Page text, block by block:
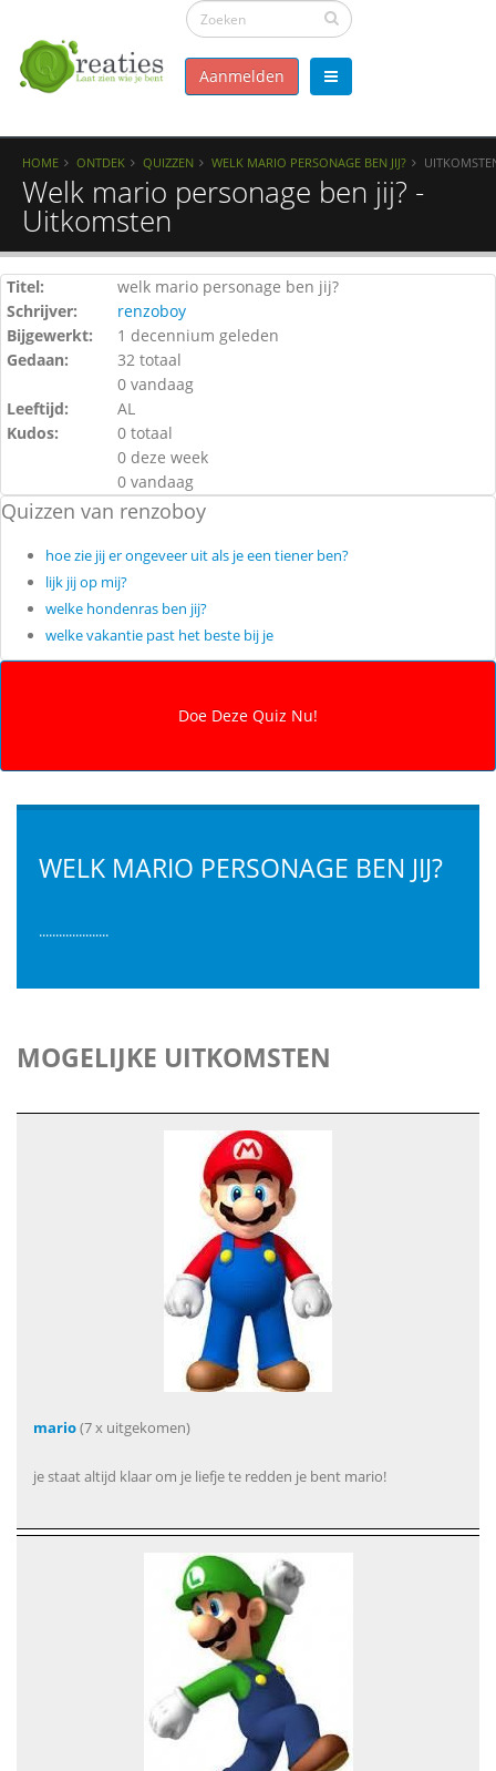
Aanmelden
HOME ONTDEK QUIZZEN WELK MARIO PERSONAGE BEN JIJ?
Welk mario personage ben jij? -
Uitkomsten
Titel:
welk mario personage ben jij?
Schrijver:
renzoboy
Bijgewerkt:
1 decennium geleden
Gedaan:
32 totaal
0 vandaag
Leeftijd:
AL
Kudos:
0 totaal
0 deze week
0 vandaag
Quizzen van renzoboy
hoe zie jij er ongeveer uit als je een tiener ben?
lijk jij op mij?
welke hondenras ben jij?
welke vakantie past het beste bij je
WELK MARIO PERSONAGE BEN JIJ?
.....................
MOGELIJKE UITKOMSTEN
mario(7 x uitgekomen)
je staat altijd klaar om je liefje te redden je bent mario!